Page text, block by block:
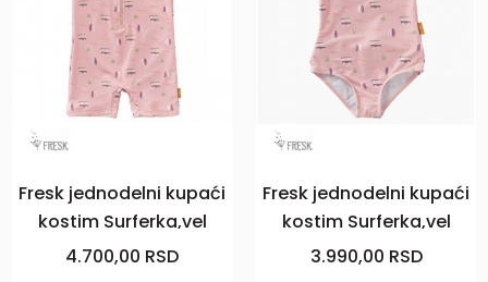
Fresk jednodelni kupaći
kostim Surferka,vel
86/92
4.700,00 RSD
Fresk jednodelni kupaći
kostim Surferka,vel
98/104
3.990,00 RSD